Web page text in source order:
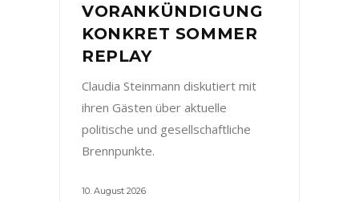
VORANKÜNDIGUNG
KONKRET SOMMER
REPLAY
Claudia Steinmann diskutiert mit
ihren Gästen über aktuelle
politische und gesellschaftliche
Brennpunkte.
10. August 2026